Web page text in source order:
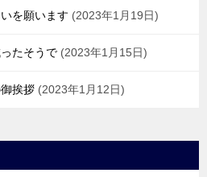
を願います 2023年1月19日
たそうで 2023年1月15日
挨拶 2023年1月12日